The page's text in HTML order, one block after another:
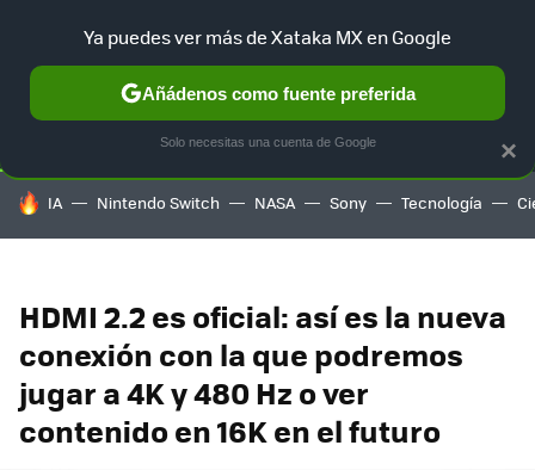
SELECCIÓN GAMING HOME AUTO TERRITORIO
HOY SE HABLA DE
IA Nintendo Switch NASA Sony Tecnología
HDMI 2.2 es oficial: así es la nueva
conexión con la que podremos
jugar a 4K y 480 Hz o ver
contenido en 16K en el futuro
×
Ya puedes ver más de Xataka MX en Google
Añádenos como fuente preferida
Solo necesitas una cuenta de Google